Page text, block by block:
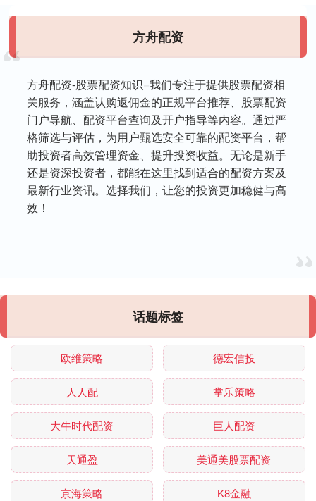
方舟配资
方舟配资-股票配资知识=我们专注于提供股票配资相
关服务，涵盖认购返佣金的正规平台推荐、股票配资
门户导航、配资平台查询及开户指导等内容。通过严
格筛选与评估，为用户甄选安全可靠的配资平台，帮
助投资者高效管理资金、提升投资收益。无论是新手
还是资深投资者，都能在这里找到适合的配资方案及
最新行业资讯。选择我们，让您的投资更加稳健与高
效！
话题标签
欧维策略 德宏信投
人人配 掌乐策略
大牛时代配资 巨人配资
天通盈 美通美股票配资
京海策略 K8金融